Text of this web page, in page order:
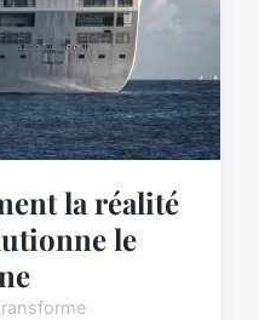
la réalité
le